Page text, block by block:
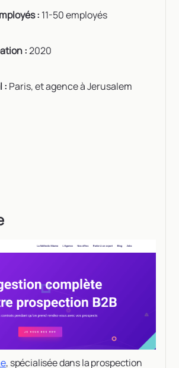
: 11-50 employés
:2020
: Paris, et agence à Jerusalem
, spécialisée dans la prospection